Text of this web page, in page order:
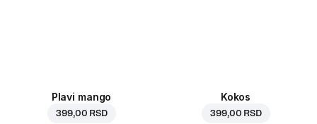
Plavi mango
399,00 RSD
Kokos
399,00 RSD